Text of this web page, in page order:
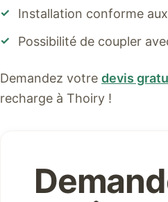
✓ Installation conforme
✓ Possibilité de coupler
Demandez votre devis
recharge à Thoiry !